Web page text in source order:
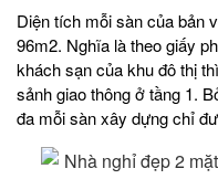
Diện tích mỗi sàn của bản
96m2. Nghĩa là theo giấy
khách sạn của khu đô thị
sảnh giao thông ở tầng 1.
đa mỗi sàn xây dựng chỉ